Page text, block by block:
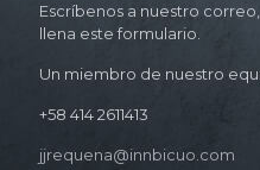
Escríbenos a nuestro
llena este formulario.
Un miembro de nuestro
+58 414 2611413
jjrequena@innbicuo.com